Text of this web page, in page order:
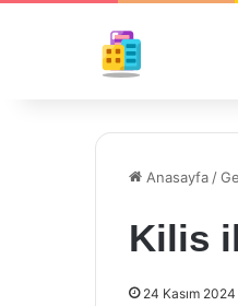
Anasayfa /
Kilis
24 Kasım 2024